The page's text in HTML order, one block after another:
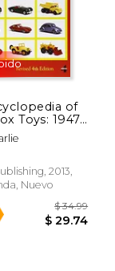
of
Toys: 1947-
Inglés)
2013,
Nuevo